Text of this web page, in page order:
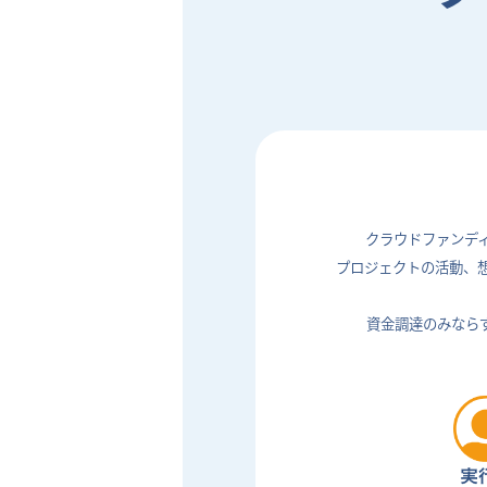
クラウドファンデ
プロジェクトの活動、
資金調達のみなら